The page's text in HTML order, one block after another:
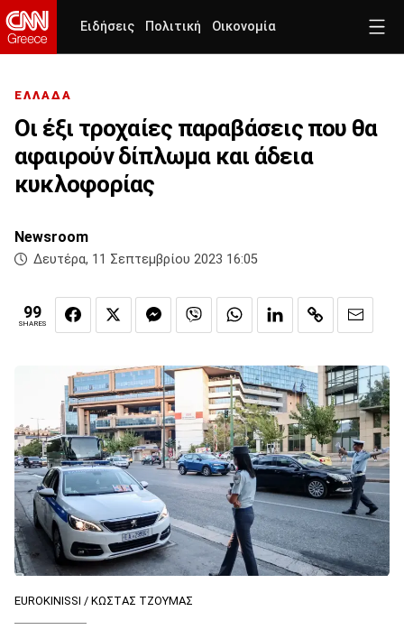
Ειδήσεις Πολιτική Οικονομία
ΕΛΛΑΔΑ
Οι έξι τροχαίες παραβάσεις που θα
αφαιρούν δίπλωμα και άδεια
κυκλοφορίας
Newsroom
Δευτέρα, 11 Σεπτεμβρίου 2023 16:05
99
SHARES
EUROKINISSI / ΚΩΣΤΑΣ ΤΖΟΥΜΑΣ